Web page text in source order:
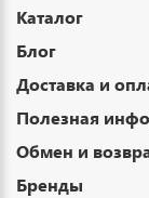
Каталог
Блог
Доставка и
Полезная
Обмен и
Бренды